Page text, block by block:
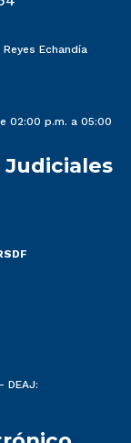
Echandía
02:00 p.m. a 05:00
Judiciales
DEAJ: